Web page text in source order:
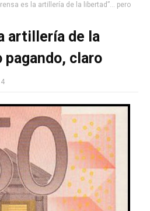
es la artillería de la libertad”… pero
artillería de la
pagando, claro